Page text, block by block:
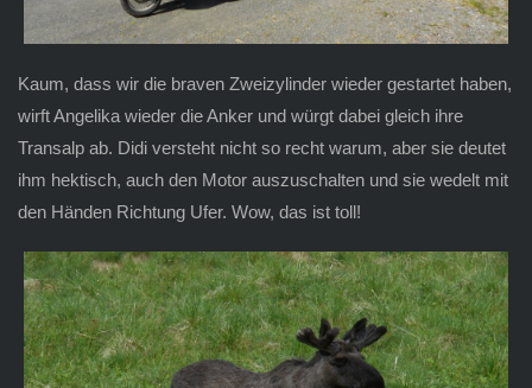
Kaum, dass wir die braven Zweizylinder wieder gestartet haben,
wirft Angelika wieder die Anker und würgt dabei gleich ihre
Transalp ab. Didi versteht nicht so recht warum, aber sie deutet
ihm hektisch, auch den Motor auszuschalten und sie wedelt mit
den Händen Richtung Ufer. Wow, das ist toll!